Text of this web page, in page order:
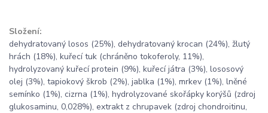
Složení:
dehydratovaný losos (25%), dehydratovaný krocan (24%), žlutý
hrách (18%), kuřecí tuk (chráněno tokoferoly, 11%),
hydrolyzovaný kuřecí protein (9%), kuřecí játra (3%), lososový
olej (3%), tapiokový škrob (2%), jablka (1%), mrkev (1%), lněné
semínko (1%), cizrna (1%), hydrolyzované skořápky korýšů (zdroj
glukosaminu, 0,028%), extrakt z chrupavek (zdroj chondroitinu,